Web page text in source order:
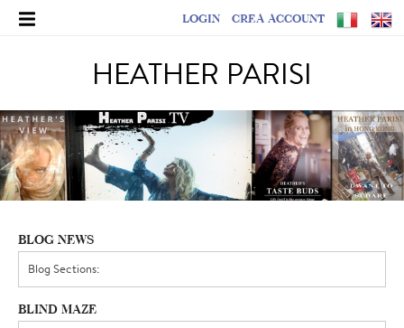
LOGIN CREA ACCOUNT
HEATHER PARISI
BLOG NEWS
BLIND MAZE